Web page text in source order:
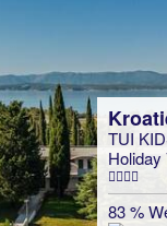
TUI
Holiday
83 %